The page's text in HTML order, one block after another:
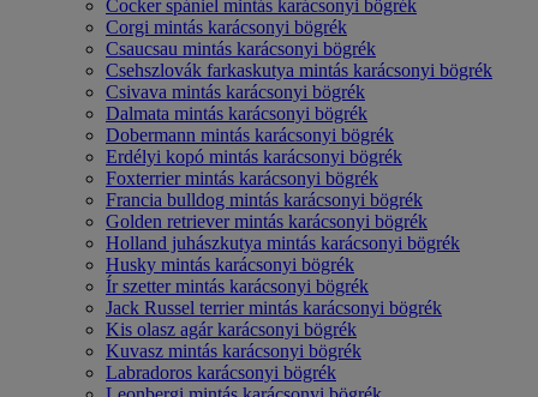
Cocker spániel mintás karácsonyi bögrék
Corgi mintás karácsonyi bögrék
Csaucsau mintás karácsonyi bögrék
Csehszlovák farkaskutya mintás karácsonyi bögrék
Csivava mintás karácsonyi bögrék
Dalmata mintás karácsonyi bögrék
Dobermann mintás karácsonyi bögrék
Erdélyi kopó mintás karácsonyi bögrék
Foxterrier mintás karácsonyi bögrék
Francia bulldog mintás karácsonyi bögrék
Golden retriever mintás karácsonyi bögrék
Holland juhászkutya mintás karácsonyi bögrék
Husky mintás karácsonyi bögrék
Ír szetter mintás karácsonyi bögrék
Jack Russel terrier mintás karácsonyi bögrék
Kis olasz agár karácsonyi bögrék
Kuvasz mintás karácsonyi bögrék
Labradoros karácsonyi bögrék